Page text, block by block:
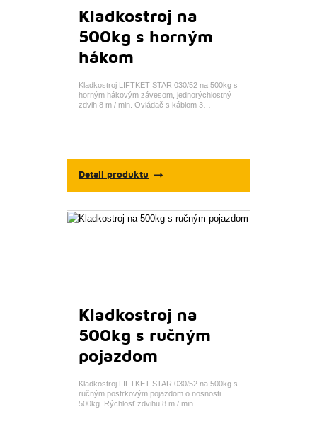
Kladkostroj na
500kg s horným
hákom
Kladkostroj LIFTKET STAR 030/52 na 500kg s
horným hákovým závesom, jednorýchlostný
zdvih 8 m / min. Ovládač s káblom 3…
Detail produktu
Kladkostroj na
500kg s ručným
pojazdom
Kladkostroj LIFTKET STAR 030/52 na 500kg s
ručným postrkovým pojazdom o nosnosti
500kg. Rýchlosť zdvihu 8 m / min.…